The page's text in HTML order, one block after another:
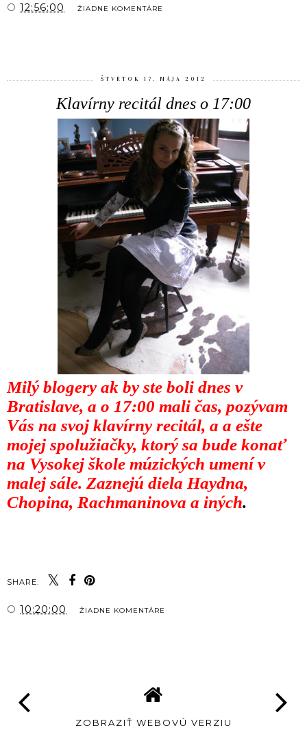
O 12:56:00 ŽIADNE KOMENTÁRE
ŠTVRTOK 17. MÁJA 2012
Klavírny recitál dnes o 17:00
Milý blogery ak by ste boli dnes v
Bratislave, a o 17:00 mali čas, pozývam
Vás na svoj klavírny recitál, a a ešte
mojej spolužiačky, ktorý sa bude konať
na Vysokej škole múzických umení v
malej sále. Zaznejú diela Haydna,
Chopina, Rachmaninova a iných.
SHARE:
O 10:20:00 ŽIADNE KOMENTÁRE
ZOBRAZIŤ WEBOVÚ VERZIU